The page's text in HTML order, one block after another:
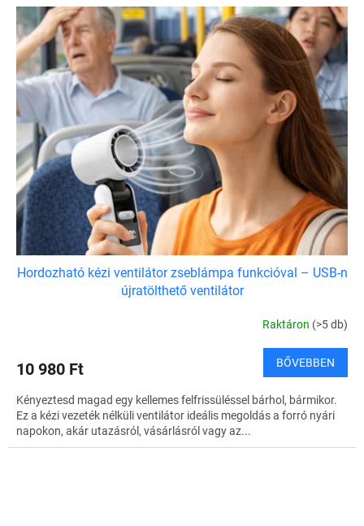
Hordozható kézi ventilátor zseblámpa funkcióval – USB-n
újratölthető ventilátor
Raktáron (>5 db)
10 980 Ft BŐVEBBEN
Kényeztesd magad egy kellemes felfrissüléssel bárhol, bármikor.
Ez a kézi vezeték nélküli ventilátor ideális megoldás a forró nyári
napokon, akár utazásról, vásárlásról vagy az...